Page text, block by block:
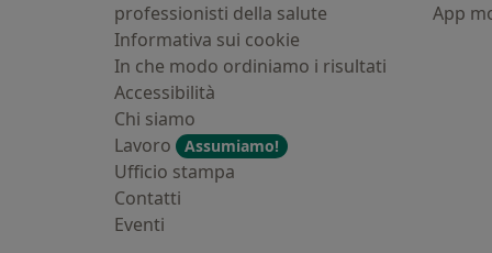
professionisti della salute
Informativa sui cookie
In che modo ordiniamo i risultati
Accessibilità
Chi siamo
Lavoro
Assumiamo!
Ufficio stampa
Contatti
Eventi
App